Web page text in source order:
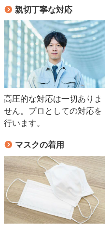
親切丁寧な対応
高圧的な対応は一切ありま
せん。プロとしての対応を
行います。
マスクの着用